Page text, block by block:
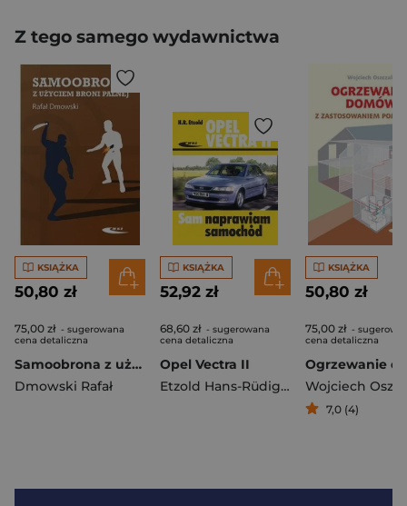
Z tego samego wydawnictwa
KSIĄŻKA
50,80 zł
75,00 zł - sugerowana
cena detaliczna
Samoobrona z użyciem broni palnej
Dmowski Rafał
KSIĄŻKA
52,92 zł
68,60 zł - sugerowana
cena detaliczna
Opel Vectra II
Etzold Hans-Rüdiger
KSIĄŻKA
50,80 zł
75,00 zł -
cena detaliczna
Wojciech
7,0 (4)